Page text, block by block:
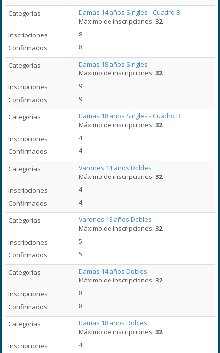
Damas 14 años Singles - Cuadro B
Máximo de inscripciones:32
8
8
Damas 18 años Singles
Máximo de inscripciones:32
9
9
Damas 18 años Singles - Cuadro B
Máximo de inscripciones:32
4
4
Varones 14 años Dobles
Máximo de inscripciones:32
4
4
Varones 18 años Dobles
Máximo de inscripciones:32
5
5
Damas 14 años Dobles
Máximo de inscripciones:32
8
8
Damas 18 años Dobles
Máximo de inscripciones:32
4